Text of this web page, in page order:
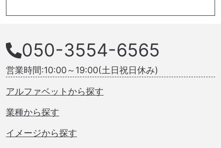
050-3554-6565
営業時間:10:00～19:00(土日祝日休み)
アルファベットから探す
業種から探す
イメージから探す